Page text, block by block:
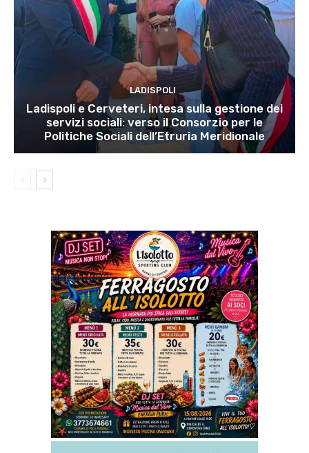
LADISPOLI
Ladispoli e Cerveteri, intesa sulla gestione dei
servizi sociali: verso il Consorzio per le
Politiche Sociali dell’Etruria Meridionale